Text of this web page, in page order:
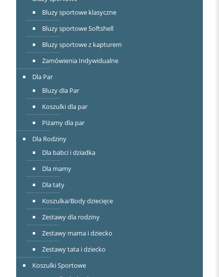
Bluzy sportowe klasyczne
Bluzy sportowe Softshell
Bluzy sportowe z kapturem
Zamówienia Indywidualne
Dla Par
Bluzy dla Par
Koszulki dla par
Piżamy dla par
Dla Rodziny
Dla babci i dziadka
Dla mamy
Dla taty
Koszulka/Body dziecięce
Zestawy dla rodziny
Zestawy mama i dziecko
Zestawy tata i dziecko
Koszulki Sportowe